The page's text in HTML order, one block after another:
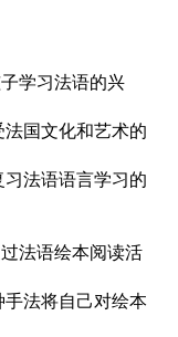
学习法语的兴
国文化和艺术的
法语语言学习的
法语绘本阅读活
法将自己对绘本